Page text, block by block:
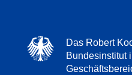
Das Robert
Bundesinstitut